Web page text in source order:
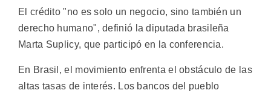
El crédito "no es solo un negocio, sino también un
derecho humano", definió la diputada brasileña
Marta Suplicy, que participó en la conferencia.
En Brasil, el movimiento enfrenta el obstáculo de las
altas tasas de interés. Los bancos del pueblo